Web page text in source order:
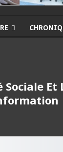
Et